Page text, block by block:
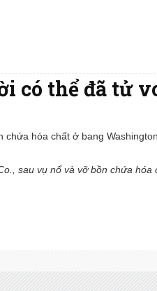
có thể đã tử
hóa chất ở bang
sau vụ nổ và vỡ bồn chứa hóa